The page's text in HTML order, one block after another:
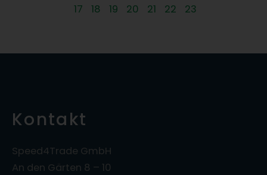
17
18 19 20 21 22 23
Kontakt
Speed4Trade GmbH
An den Gärten 8 – 10